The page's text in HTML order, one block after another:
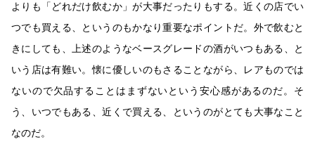
よりも「どれだけ飲むか」が大事だったりもする。近くの店でい
つでも買える、というのもかなり重要なポイントだ。外で飲むと
きにしても、上述のようなベースグレードの酒がいつもある、と
いう店は有難い。懐に優しいのもさることながら、レアものでは
ないので欠品することはまずないという安心感があるのだ。そ
う、いつでもある、近くで買える、というのがとても大事なこと
なのだ。